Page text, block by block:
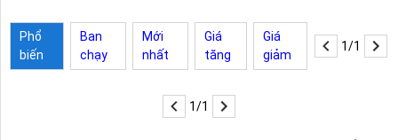
Phổ
biến
Ban
chạy
Mới
nhất
Giá
tăng
Giá
giảm
1/1
1/1